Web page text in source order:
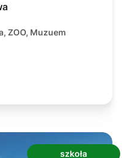
ZOO, Muzuem
szkoła